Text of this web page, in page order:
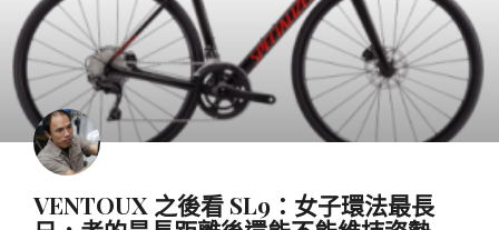
VENTOUX 之後看 SL9：女子環法最長